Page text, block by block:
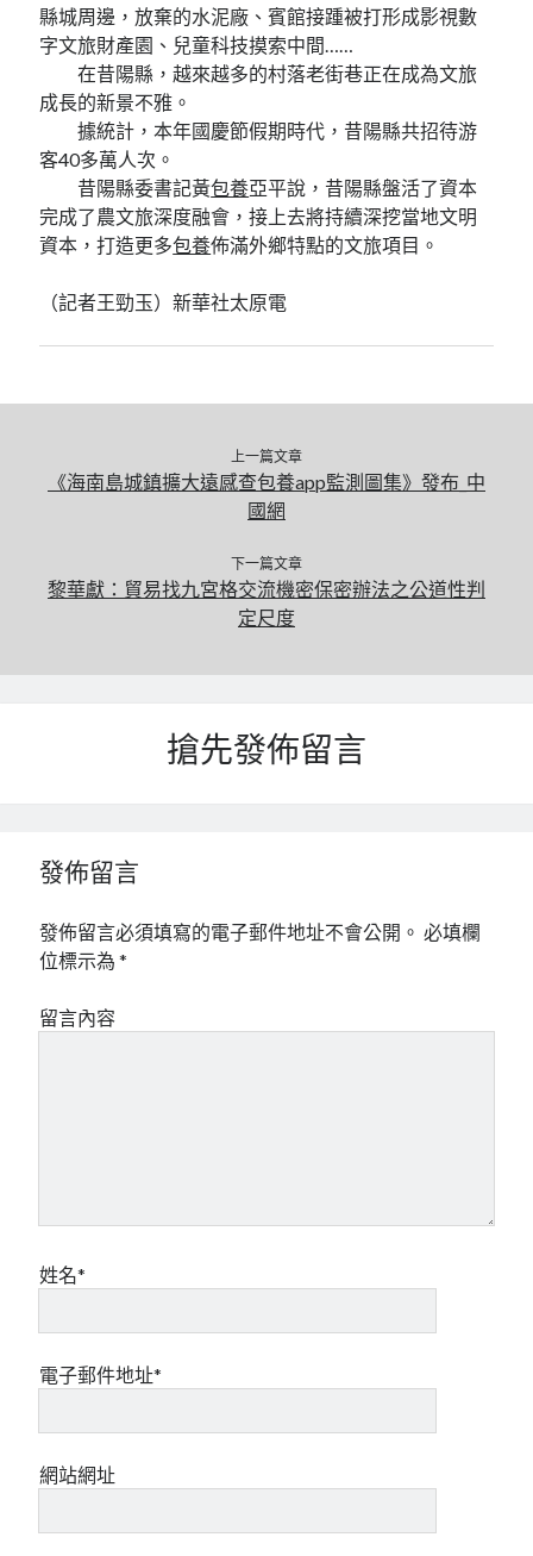
縣城周邊，放棄的水泥廠、賓館接踵被打形成影視數
字文旅財產園、兒童科技摸索中間……
在昔陽縣，越來越多的村落老街巷正在成為文旅
成長的新景不雅。
據統計，本年國慶節假期時代，昔陽縣共招待游
客40多萬人次。
昔陽縣委書記黃包養亞平說，昔陽縣盤活了資本
完成了農文旅深度融會，接上去將持續深挖當地文明
資本，打造更多包養佈滿外鄉特點的文旅項目。
（記者王勁玉）新華社太原電
上一篇文章
《海南島城鎮擴大遠感查包養app監測圖集》發布_中
國網
下一篇文章
黎華獻：貿易找九宮格交流機密保密辦法之公道性判
定尺度
搶先發佈留言
發佈留言
發佈留言必須填寫的電子郵件地址不會公開。 必填欄
位標示為*
留言內容
姓名*
電子郵件地址*
網站網址